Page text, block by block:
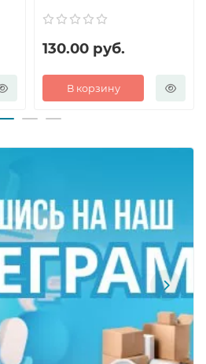
130.00 руб.
В корзину